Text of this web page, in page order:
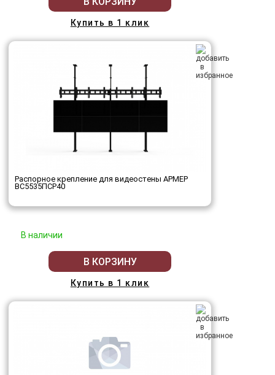
Купить в 1 клик
Распорное крепление для видеостены АРМЕР
ВС5535ПСР40
В наличии
В КОРЗИНУ
Купить в 1 клик